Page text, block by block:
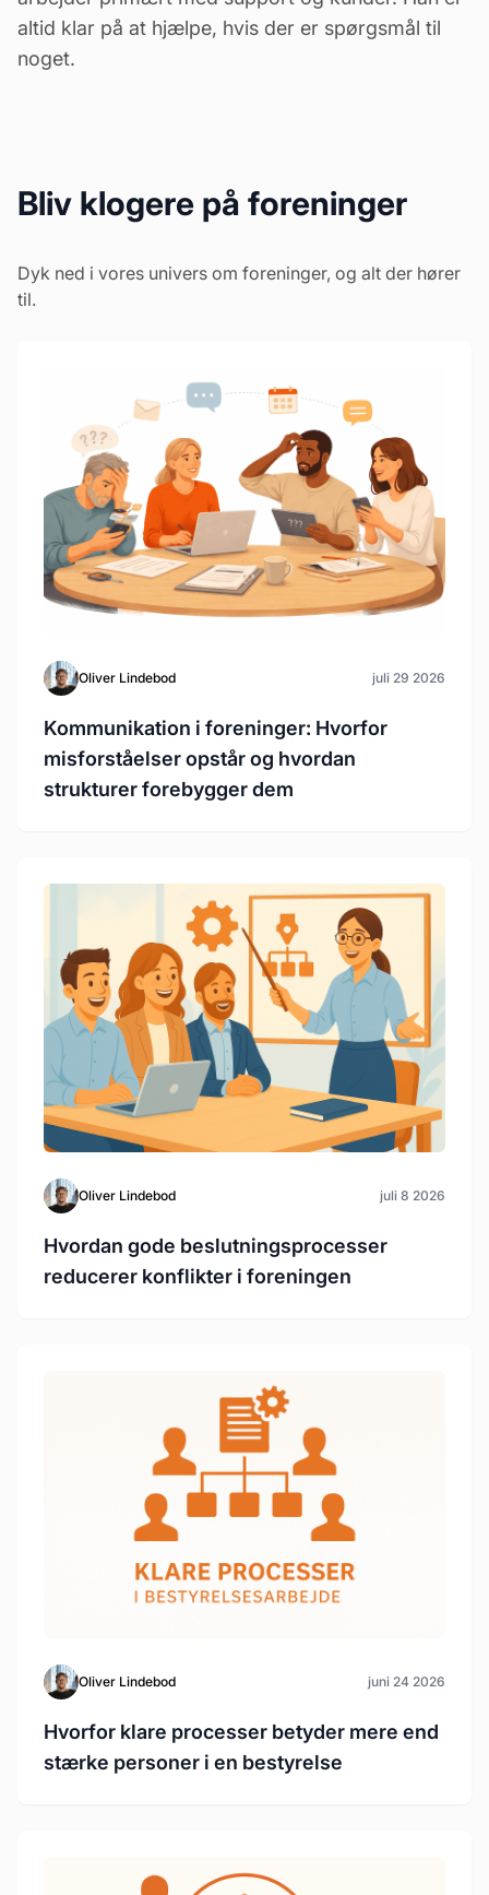
altid klar på at hjælpe, hvis der er spørgsmål til
noget.
Bliv klogere på foreninger
Dyk ned i vores univers om foreninger, og alt der hører
til.
Oliver Lindebod juli 29 2026
Kommunikation i foreninger: Hvorfor
misforståelser opstår og hvordan
strukturer forebygger dem
Oliver Lindebod juli 8 2026
Hvordan gode beslutningsprocesser
reducerer konflikter i foreningen
Oliver Lindebod juni 24 2026
Hvorfor klare processer betyder mere end
stærke personer i en bestyrelse